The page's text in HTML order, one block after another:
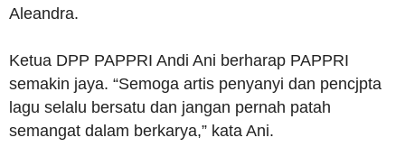
Aleandra.
Ketua DPP PAPPRI Andi Ani berharap PAPPRI
semakin jaya. “Semoga artis penyanyi dan pencjpta
lagu selalu bersatu dan jangan pernah patah
semangat dalam berkarya,” kata Ani.